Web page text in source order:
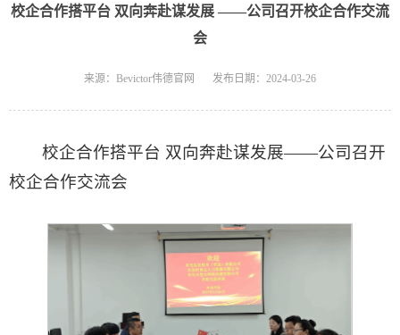
校企合作搭平台 双向奔赴谋发展 ——​公司召开校企合作交流
会
来源：Bevictor伟德官网 发布日期：2024-03-26
校企合作搭平台 双向奔赴谋发展——​公司召开
校企合作交流会